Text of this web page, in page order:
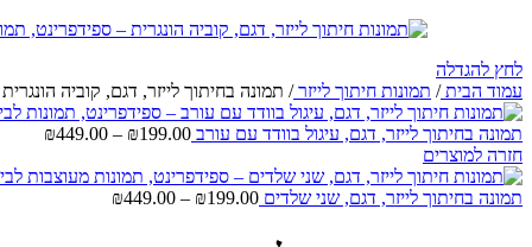
לחץ להגדלה
עמוד הבית/ תמונות חיתוך לייזר/ תמונה בחיתוך לייזר, דגם, קוביה הונגרית
תמונה בחיתוך לייזר, דגם, עיגול בוודד עם עורב ₪199.00
–
₪449.00
חזרה למוצרים
תמונה בחיתוך לייזר, דגם, שני שלדים ₪199.00
–
₪449.00